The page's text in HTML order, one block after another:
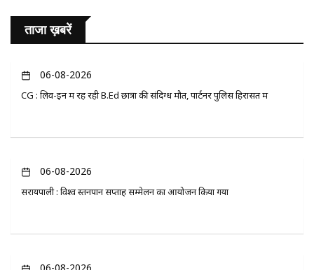
ताजा ख़बरें
06-08-2026
CG : लिव-इन में रह रही B.Ed छात्रा की संदिग्ध मौत, पार्टनर पुलिस हिरासत में
06-08-2026
सरायपाली : विश्व स्तनपान सप्ताह सम्मेलन का आयोजन किया गया